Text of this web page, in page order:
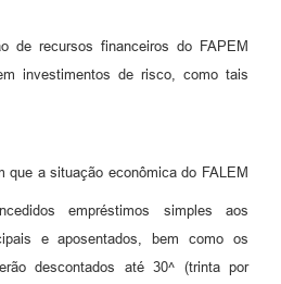
de recursos financeiros do FAPEM
investimentos de risco, como tais
que a situação econômica do FALEM
empréstimos simples aos
e aposentados, bem como os
descontados até 30^ (trinta por